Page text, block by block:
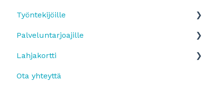
Työntekijöille
Edun käyttöönotto ja etuun ilmottautuminen
Etutyypit
Maksaminen ja sovelluksen käyttäminen
Palveluntarjoajille
Maksujen vastaanottaminen
Tilitys ja hinnasto
Lahjakortti
Smartum Lahjakortin käyttö
Ota yhteyttä